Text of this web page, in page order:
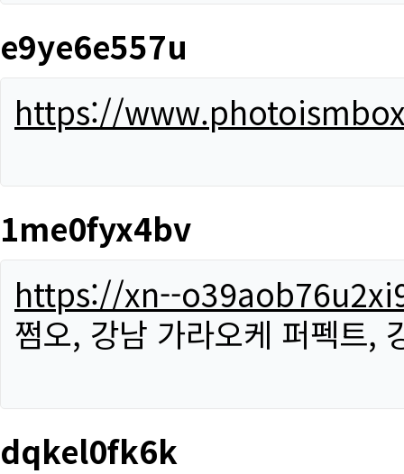
e9ye6e557u
https://
1me0fyx4bv
https://xn--
쩜오, 강남 가라오케 퍼펙트,
dqkel0fk6k